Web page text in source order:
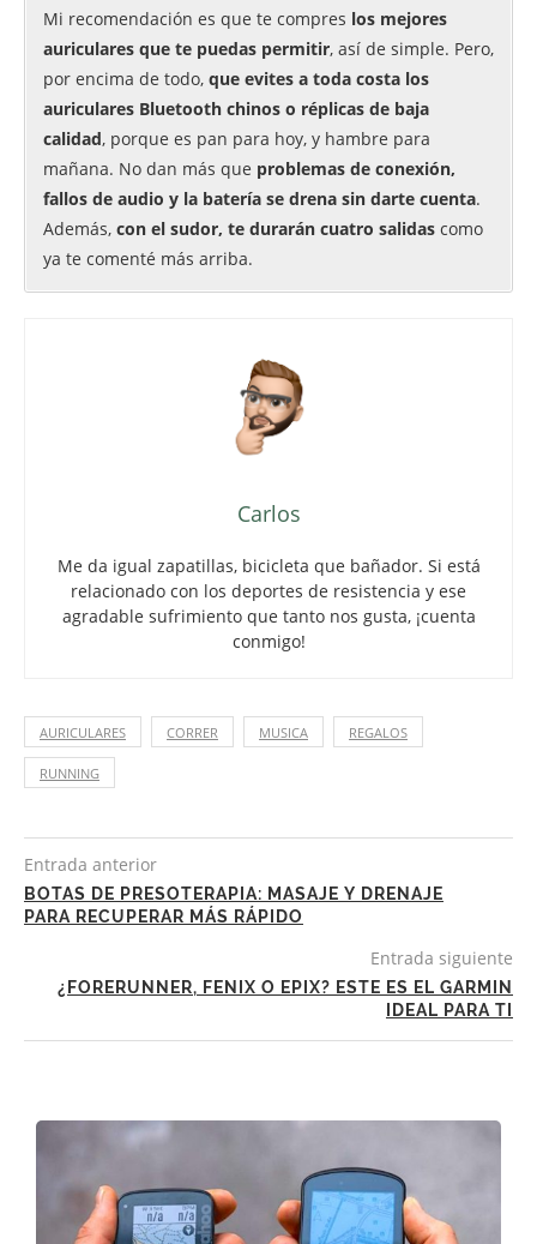
Mi recomendación es que te compres los mejores
auriculares que te puedas permitir, así de simple. Pero,
por encima de todo, que evites a toda costa los
auriculares Bluetooth chinos o réplicas de baja
calidad, porque es pan para hoy, y hambre para
mañana. No dan más que problemas de conexión,
fallos de audio y la batería se drena sin darte cuenta.
Además, con el sudor, te durarán cuatro salidas como
ya te comenté más arriba.
Carlos
Me da igual zapatillas, bicicleta que bañador. Si está
relacionado con los deportes de resistencia y ese
agradable sufrimiento que tanto nos gusta, ¡cuenta
conmigo!
AURICULARES CORRER MUSICA REGALOS
RUNNING
Entrada anterior
BOTAS DE PRESOTERAPIA: MASAJE Y DRENAJE
PARA RECUPERAR MÁS RÁPIDO
Entrada siguiente
¿FORERUNNER, FENIX O EPIX? ESTE ES EL GARMIN
IDEAL PARA TI